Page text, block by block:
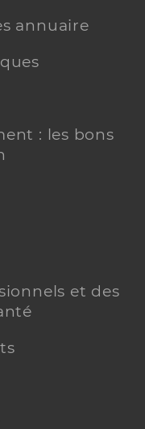
annuaire
: les bons
et des